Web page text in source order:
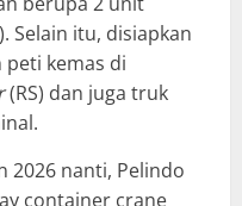
Selain itu, disiapkan
kemas di
(RS) dan juga truk
2026 nanti, Pelindo
container crane